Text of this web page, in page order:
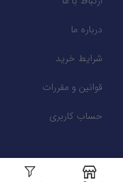
درباره ما
شرایط خرید
قوانین و مقررات
حساب کاربری
محصولات